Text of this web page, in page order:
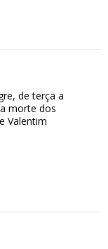
de terça a
morte dos
Valentim